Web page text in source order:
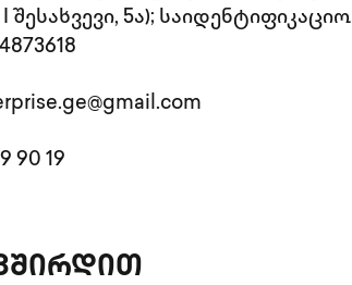
შესახვევი, 5ა); საიდენტიფიკაციო
90 19